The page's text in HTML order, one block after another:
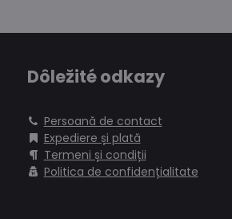
Dôležité odkazy
Persoană de contact
Expediere și plată
Termeni și condiții
Politica de confidențialitate